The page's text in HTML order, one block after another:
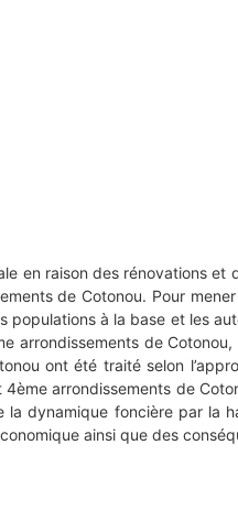
en raison des rénovations
de Cotonou. Pour
à la base et les
arrondissements de
ont été traité selon
arrondissements de
dynamique foncière par la
ainsi que des